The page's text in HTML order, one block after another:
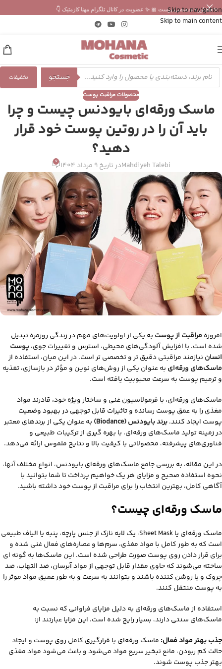
Skip to navigation
Skip to main content
✨ مشاوره تخصصی پوست 🎀 ✨ عضویت در کانال تلگرام مهنا کازمتیک 👇
جستجو تخفیفات
محصولات مراقبت پوست
ماسک ورقه‌ای بایودنس چیست و چرا
باید آن را در روتین پوست خود قرار
دهید؟
Mahdiyeh Talebiدر تاریخ 9 مرداد 1404 0
امروزه مراقبت از پوست به یکی از اولویت‌های مهم در زندگی روزمره تبدیل
شده است. با افزایش آلودگی‌های محیطی، استرس و تغییرات جوی،پوست
انسان نیازمند مراقبتی دقیق‌ تر و تخصصی‌ تر است. در این میان، استفاده از
ماسک‌های ورقه‌ای به عنوان یکی از روش‌های نوین و مؤثر در بازسازی، تغذیه
و ترمیم پوست به سرعت محبوبیت یافته است.
ماسک‌های ورقه‌ای، با فرمولاسیون غنی و ساختار ویژه خود، قادرند مواد
مغذی را به عمق پوست رسانده و تاثیرات قابل توجهی در بهبود وضعیت
پوست ایجاد کنند.برند بایودنس (Biodance)
به عنوان یکی از برندهای معتبر
در زمینه تولید ماسک‌های ورقه‌ای، با بهره‌ گیری از ترکیبات طبیعی و
فناوری‌های پیشرفته، محصولاتی با کیفیت بالا و نتایج ملموس ارائه می‌دهد.
در این مقاله، به بررسی جامع ماسک‌های ورقه‌ای بایودنس، انواع مختلف آنها،
نحوه استفاده صحیح و مزایای هر یک خواهیم پرداخت تا شما بتوانید با
آگاهی کامل، بهترین انتخاب را برای مراقبت از پوست خود داشته باشید.
ماسک ورقه‌ای چیست؟
ماسک ورقه‌ای یا Sheet Mask، یک لایه نازک از جنس پارچه، پنبه یا الیاف طبیعی
است که به طور کامل با مواد مغذی، سرم‌ها و عصاره‌های فعال غنی شده و
برای قرار دادن روی پوست صورت طراحی شده است. این ماسک‌ها به گونه‌ ای
ساخته می‌شوند که حاوی مقدار قابل توجهی از مواد آبرسان، ضد التهاب، ضد
چروک و یا روشن‌ کننده باشند و بتوانند به سرعت و به طور عمیق مواد موثر را
به پوست منتقل کنند.
استفاده از ماسک‌های ورقه‌ای به دلیل مزایای فراوانی که نسبت به
ماسک‌های سنتی دارند، بسیار رایج شده است. این مزایا عبارتند از:
جذب بهتر مواد فعال: ماسک ورقه‌ای با قرارگیری کامل روی پوست و ایجاد
حالت کم‌ ربودن، مانع تبخیر سریع مواد می‌شود و باعث می‌شود مواد مغذی
بهتر جذب پوست شوند.